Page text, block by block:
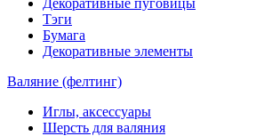
Декоративные пуговицы
Тэги
Бумага
Декоративные элементы
Валяние (фелтинг)
Иглы, аксессуары
Шерсть для валяния